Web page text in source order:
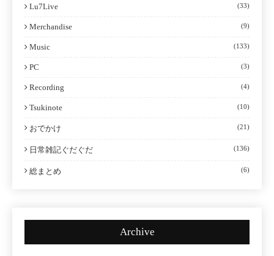
Lu7Live (33)
Merchandise (9)
Music (133)
PC (3)
Recording (4)
Tsukinote (10)
おでかけ (21)
日常雑記ぐだぐだ (136)
総まとめ (6)
Archive